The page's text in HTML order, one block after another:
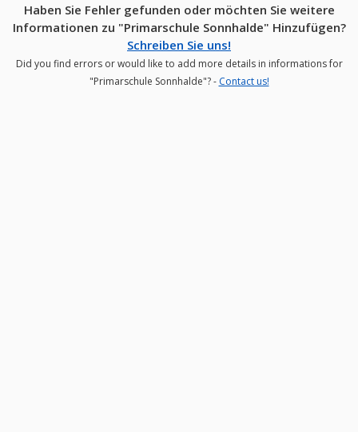
Haben Sie Fehler gefunden oder möchten Sie weitere
Informationen zu "Primarschule Sonnhalde" Hinzufügen?
Schreiben Sie uns!
Did you find errors or would like to add more details in informations for
"Primarschule Sonnhalde"? - Contact us!